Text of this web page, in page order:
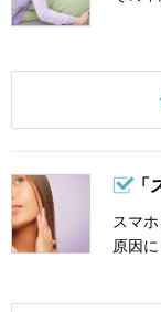
「
スマ
原因に